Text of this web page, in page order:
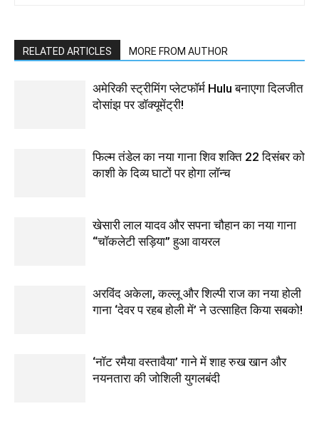
RELATED ARTICLES MORE FROM AUTHOR
अमेरिकी स्ट्रीमिंग प्लेटफॉर्म Hulu बनाएगा दिलजीत
दोसांझ पर डॉक्यूमेंट्री!
फिल्म तंडेल का नया गाना शिव शक्ति 22 दिसंबर को
काशी के दिव्य घाटों पर होगा लॉन्च
खेसारी लाल यादव और सपना चौहान का नया गाना
“चॉकलेटी सड़िया” हुआ वायरल
अरविंद अकेला, कल्लू और शिल्पी राज का नया होली
गाना ‘देवर प रहब होली में’ ने उत्साहित किया सबको!
‘नॉट रमैया वस्तावैया’ गाने में शाह रुख खान और
नयनतारा की जोशिली युगलबंदी